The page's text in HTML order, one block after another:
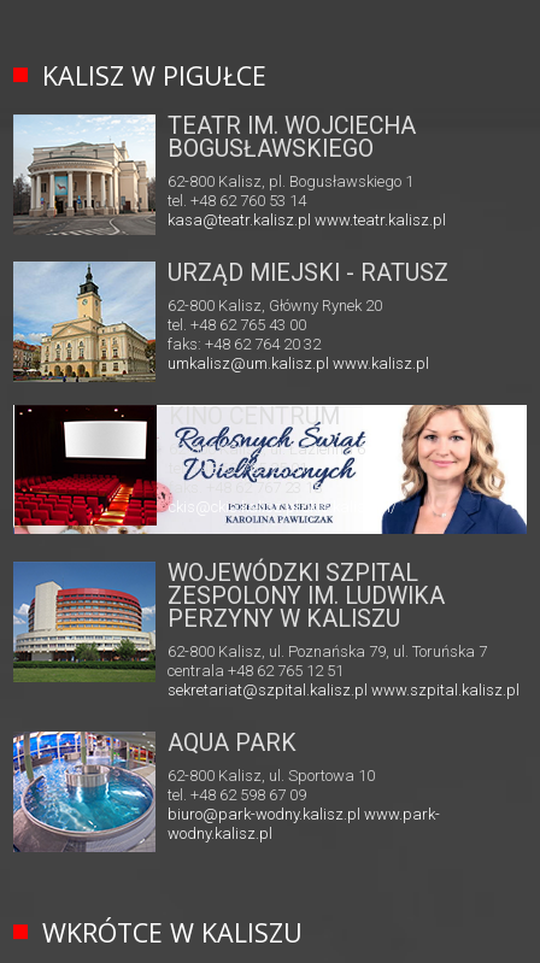
KALISZ W PIGUŁCE
TEATR IM. WOJCIECHA
BOGUSŁAWSKIEGO
62-800 Kalisz, pl. Bogusławskiego 1
tel. +48 62 760 53 14
kasa@teatr.kalisz.pl www.teatr.kalisz.pl
URZĄD MIEJSKI - RATUSZ
62-800 Kalisz, Główny Rynek 20
tel. +48 62 765 43 00
faks: +48 62 764 20 32
umkalisz@um.kalisz.plwww.kalisz.pl
KINO CENTRUM
62-800 Kalisz, ul. Łazienna 6
tel. +48 62 765 25 01
faks. +48 62 767 23 18
ckis@ckis.kalisz.pl ckis.kalisz.pl/
WOJEWÓDZKI SZPITAL
ZESPOLONY IM. LUDWIKA
PERZYNY W KALISZU
62-800 Kalisz, ul. Poznańska 79, ul. Toruńska 7
centrala +48 62 765 12 51
sekretariat@szpital.kalisz.pl www.szpital.kalisz.pl
AQUA PARK
62-800 Kalisz, ul. Sportowa 10
tel. +48 62 598 67 09
biuro@park-wodny.kalisz.pl www.park-
wodny.kalisz.pl
WKRÓTCE W KALISZU